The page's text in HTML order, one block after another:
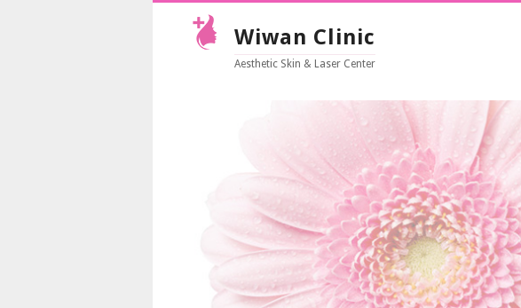
Wiwan Clinic
Aesthetic Skin & Laser Center